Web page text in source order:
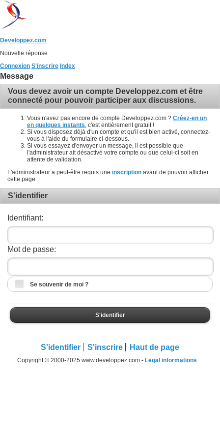
Developpez.com
Nouvelle réponse
Connexion S'inscrire Index
Message
Vous devez avoir un compte Developpez.com et être
connecté pour pouvoir participer aux discussions.
Vous n'avez pas encore de compte Developpez.com ? Créez-en un
en quelques instants , c'est entièrement gratuit !
Si vous disposez déjà d'un compte et qu'il est bien activé, connectez-
vous à l'aide du formulaire ci-dessous.
Si vous essayez d'envoyer un message, il est possible que
l'administrateur ait désactivé votre compte ou que celui-ci soit en
attente de validation.
L'administrateur a peut-être requis une inscription avant de pouvoir afficher
cette page.
S'identifier
Identifiant:
Mot de passe:
Se souvenir de moi ?
S'identifier
S'identifier S'inscrire Haut de page
Copyright © 2000-2025 www.developpez.com - Legal informations